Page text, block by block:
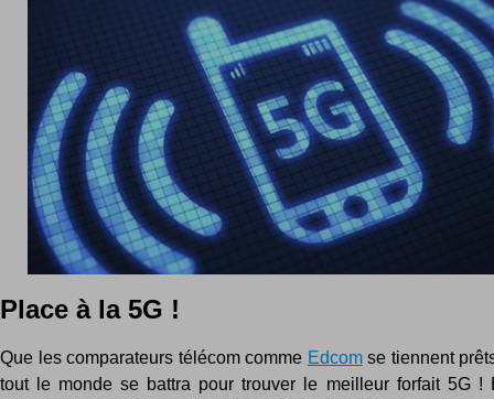
Place à la 5G !
Que les comparateurs télécom comme Edcomse tiennent
tout le monde se battra pour trouver le meilleur forfait 5G !